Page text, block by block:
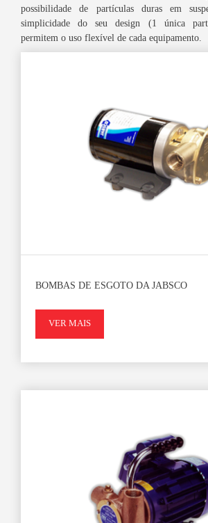
possibilidade de partículas duras em
simplicidade do seu design (1 única
permitem o uso flexível de cada equipamento.
BOMBAS DE ESGOTO DA JABSCO
VER MAIS